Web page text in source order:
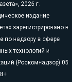
2026 г.
издание
зарегистрировано в
по надзору в сфере
технологий и
(Роскомнадзор) 05